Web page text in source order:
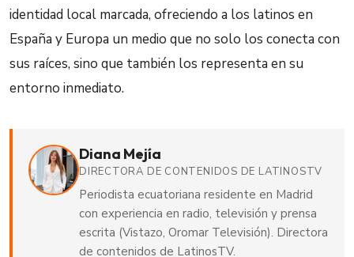
identidad local marcada, ofreciendo a los latinos en
España y Europa un medio que no solo los conecta con
sus raíces, sino que también los representa en su
entorno inmediato.
Diana Mejía
DIRECTORA DE CONTENIDOS DE LATINOSTV
Periodista ecuatoriana residente en Madrid
con experiencia en radio, televisión y prensa
escrita (Vistazo, Oromar Televisión). Directora
de contenidos de LatinosTV.